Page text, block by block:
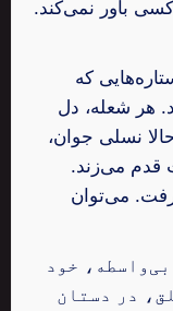
کسی باور نمی‌کند.
که
هر شعله، دل
نسلی جوان،
قدم می‌زند.
می‌توان
خود
در دستان